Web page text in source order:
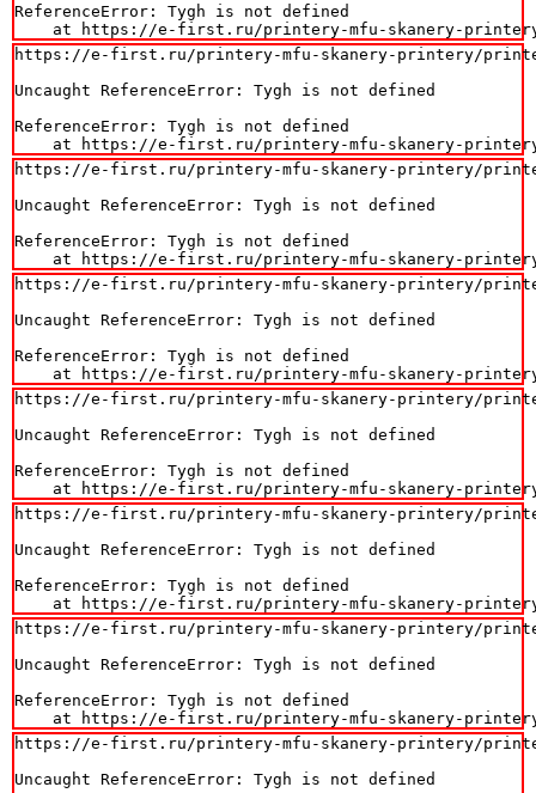
ReferenceError: Tygh is not defined
at https://e-first.ru/printery-mfu-skanery-
https://e-first.ru/printery-mfu-skanery-printery/
Uncaught ReferenceError: Tygh is not defined
ReferenceError: Tygh is not defined
at https://e-first.ru/printery-mfu-skanery-
https://e-first.ru/printery-mfu-skanery-printery/
Uncaught ReferenceError: Tygh is not defined
ReferenceError: Tygh is not defined
at https://e-first.ru/printery-mfu-skanery-
https://e-first.ru/printery-mfu-skanery-printery/
Uncaught ReferenceError: Tygh is not defined
ReferenceError: Tygh is not defined
at https://e-first.ru/printery-mfu-skanery-
https://e-first.ru/printery-mfu-skanery-printery/
Uncaught ReferenceError: Tygh is not defined
ReferenceError: Tygh is not defined
at https://e-first.ru/printery-mfu-skanery-
https://e-first.ru/printery-mfu-skanery-printery/
Uncaught ReferenceError: Tygh is not defined
ReferenceError: Tygh is not defined
at https://e-first.ru/printery-mfu-skanery-
https://e-first.ru/printery-mfu-skanery-printery/
Uncaught ReferenceError: Tygh is not defined
ReferenceError: Tygh is not defined
at https://e-first.ru/printery-mfu-skanery-
https://e-first.ru/printery-mfu-skanery-printery/
Uncaught ReferenceError: Tygh is not defined